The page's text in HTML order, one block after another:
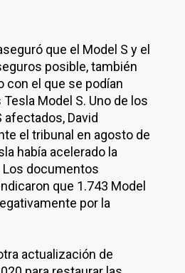
que el Model S y el
posible, también
con el que se podían
Model S. Uno de los
David
el tribunal en agosto de
había acelerado la
Los documentos
que 1.743 Model
por la
actualización de